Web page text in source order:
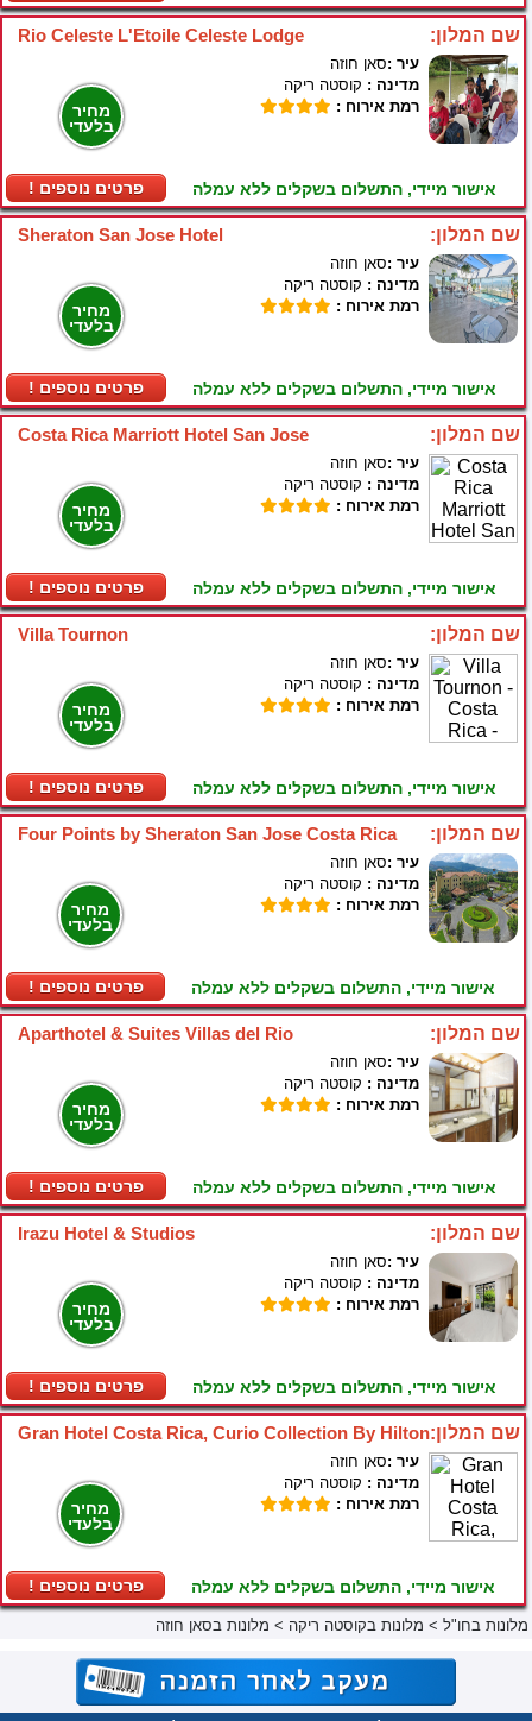
Rio Celeste L'Etoile Celeste Lodge שם המלון:
מחיר
בלעדי
! פרטים נוספים
עיר :סאן חוזה
מדינה : קוסטה ריקה
רמת אירוח :
אישור מיידי, התשלום בשקלים ללא עמלה
Sheraton San Jose Hotel שם המלון:
מחיר
בלעדי
! פרטים נוספים
עיר :סאן חוזה
מדינה : קוסטה ריקה
רמת אירוח :
אישור מיידי, התשלום בשקלים ללא עמלה
Costa Rica Marriott Hotel San Jose שם המלון:
מחיר
בלעדי
! פרטים נוספים
עיר :סאן חוזה
מדינה : קוסטה ריקה
רמת אירוח :
אישור מיידי, התשלום בשקלים ללא עמלה
Villa Tournon שם המלון:
מחיר
בלעדי
! פרטים נוספים
עיר :סאן חוזה
מדינה : קוסטה ריקה
רמת אירוח :
אישור מיידי, התשלום בשקלים ללא עמלה
Four Points by Sheraton San Jose Costa Rica שם המלון:
מחיר
בלעדי
! פרטים נוספים
עיר :סאן חוזה
מדינה : קוסטה ריקה
רמת אירוח :
אישור מיידי, התשלום בשקלים ללא עמלה
Aparthotel & Suites Villas del Rio שם המלון:
מחיר
בלעדי
! פרטים נוספים
עיר :סאן חוזה
מדינה : קוסטה ריקה
רמת אירוח :
אישור מיידי, התשלום בשקלים ללא עמלה
Irazu Hotel & Studios שם המלון:
מחיר
בלעדי
! פרטים נוספים
עיר :סאן חוזה
מדינה : קוסטה ריקה
רמת אירוח :
אישור מיידי, התשלום בשקלים ללא עמלה
Gran Hotel Costa Rica, Curio Collection By Hiltonשם המלון:
מחיר
בלעדי
! פרטים נוספים
עיר :סאן חוזה
מדינה : קוסטה ריקה
רמת אירוח :
אישור מיידי, התשלום בשקלים ללא עמלה
מלונות בחו"ל > מלונות בקוסטה ריקה > מלונות בסאן חוזה